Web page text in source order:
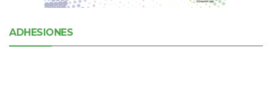
ADHESIONES